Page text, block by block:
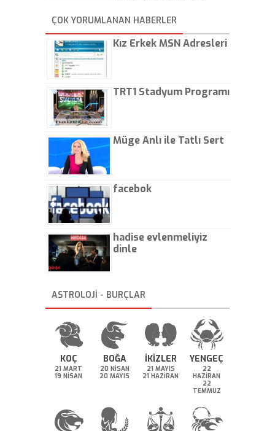
kaptırıyorsunuz. - Kayhan
Gezenti
ÇOK YORUMLANAN HABERLER
Kız Erkek MSN Adresleri
TRT1 Stadyum Programı
Müge Anlı ile Tatlı Sert
facebok
hadise evlenmeliyiz
dinle
ASTROLOJİ - BURÇLAR
KOÇ
21 MART
19 NİSAN
BOĞA
20 NİSAN
20 MAYIS
İKİZLER
21 MAYIS
21 HAZİRAN
YENGEÇ
22
HAZİRAN
22
TEMMUZ